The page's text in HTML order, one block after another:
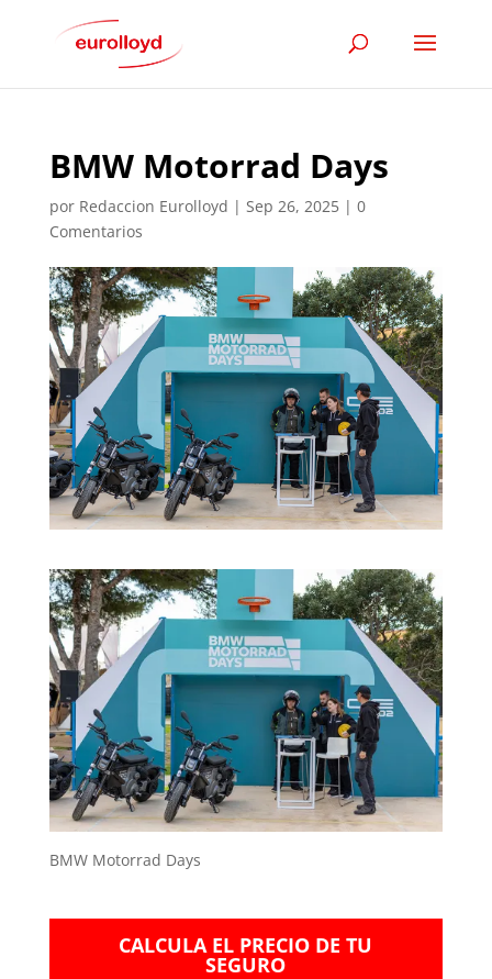
BMW Motorrad Days
por Redaccion Eurolloyd | Sep 26, 2025| 0
Comentarios
BMW Motorrad Days
CALCULA EL PRECIO DE TU
SEGURO